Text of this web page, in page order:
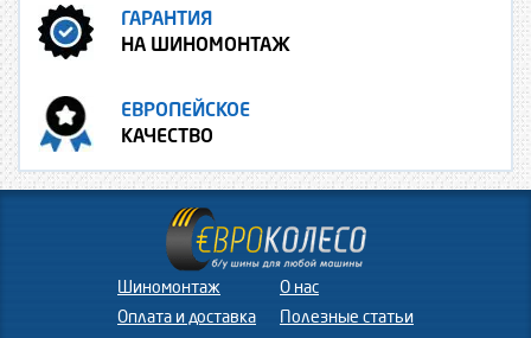
ГАРАНТИЯ
НА ШИНОМОНТАЖ
ЕВРОПЕЙСКОЕ
КАЧЕСТВО
Шиномонтаж
Оплата и доставка
О нас
Полезные статьи